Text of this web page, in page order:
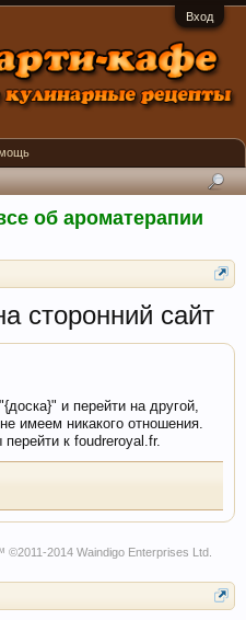
Вход
об ароматерапии
сторонний сайт
и перейти на другой,
имеем никакого отношения.
к foudreroyal.fr.
©2011-2014 Waindigo Enterprises Ltd.